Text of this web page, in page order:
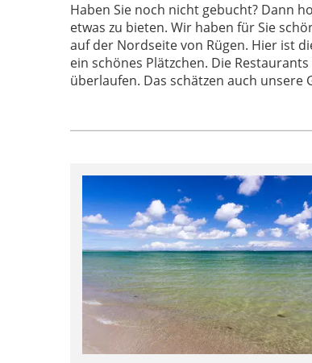
Haben Sie noch nicht gebucht? Dann
etwas zu bieten. Wir haben für Sie
auf der Nordseite von Rügen. Hier ist
ein schönes Plätzchen. Die
überlaufen. Das schätzen auch unsere